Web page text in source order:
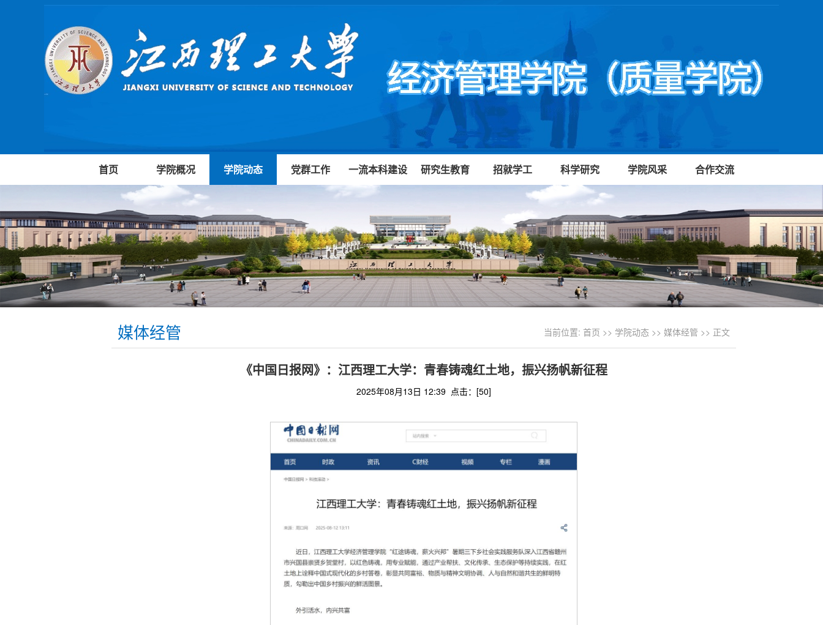
首页 学院概况 学院动态 党群工作 一流本科建设 研究生教育 招就学工 科学研究 学院风采 合作交流
媒体经管 当前位置: 首页 >> 学院动态 >> 媒体经管 >> 正文
《中国日报网》：江西理工大学：青春铸魂红土地，振兴扬帆新征程
2025年08月13日 12:39 点击：[50]